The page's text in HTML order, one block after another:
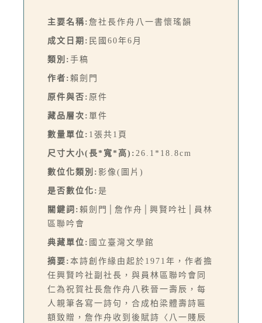
主要名稱: 詹社長作舟八一書懷瑤韻
成文日期: 民國60年6月
類別: 手稿
作者: 賴劍門
原件與否: 原件
藏品層次: 單件
數量單位: 1張共1頁
尺寸大小(長*寬*高): 26.1*18.8cm
數位化類別: 影像(圖片)
是否數位化: 是
關鍵詞: 賴劍門│詹作舟│興賢吟社│員林
區聯吟會
典藏單位: 國立臺灣文學館
摘要: 本詩創作緣由起於1971年，作者擔
任興賢吟社副社長，與員林區聯吟會同
仁為祝賀社長詹作舟八秩晉一壽辰，每
人親筆各寫一詩句，合成柏梁體壽詩匾
額致贈，詹作舟收到後賦詩〈八一賤辰